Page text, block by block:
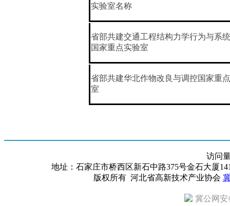
实验室名称
省部共建交通工程结构力学行为与系
国家重点实验室
省部共建华北作物改良与调控国家重
室
访问
地址：石家庄市桥西区新石中路375号金石大厦
版权所有 河北省高新技术产业协会
冀公网安